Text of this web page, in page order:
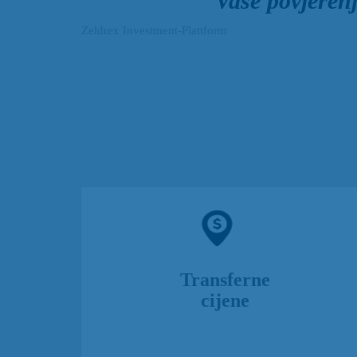
Transferne
cijene
Usluge izrade studija o transfernim cijenama,
provođenje benchmark analiza, te identifikacija
rizika u poslovanju sa povezanim licima.